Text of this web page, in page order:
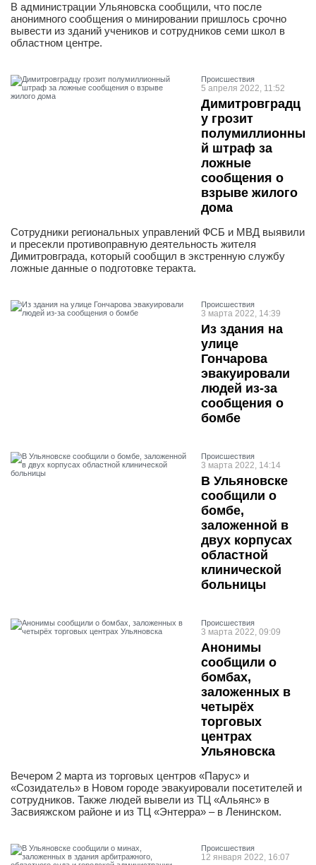
В администрации Ульяновска сообщили, что после
анонимного сообщения о минировании пришлось срочно
вывести из зданий учеников и сотрудников семи школ в
областном центре.
Проиcшествия
5 апреля 2022, 11:52
Димитровградц
у грозит
полумиллионны
й штраф за
ложные
сообщения о
взрыве жилого
дома
Сотрудники региональных управлений ФСБ и МВД выявили
и пресекли противоправную деятельность жителя
Димитровграда, который сообщил в экстренную службу
ложные данные о подготовке теракта.
Проиcшествия
3 марта 2022, 14:39
Из здания на
улице
Гончарова
эвакуировали
людей из-за
сообщения о
бомбе
Проиcшествия
3 марта 2022, 14:14
В Ульяновске
сообщили о
бомбе,
заложенной в
двух корпусах
областной
клинической
больницы
Проиcшествия
3 марта 2022, 09:09
Анонимы
сообщили о
бомбах,
заложенных в
четырёх
торговых
центрах
Ульяновска
Вечером 2 марта из торговых центров «Парус» и
«Созидатель» в Новом городе эвакуировали посетителей и
сотрудников. Также людей вывели из ТЦ «Альянс» в
Засвияжском районе и из ТЦ «Энтерра» – в Ленинском.
Проиcшествия
12 января 2022, 16:07